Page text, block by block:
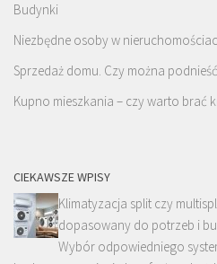
Budynki
Niezbędne osoby w
Sprzedaż domu. Czy można
Kupno mieszkania – czy warto brać
CIEKAWSZE WPISY
Klimatyzacja split czy
dopasowany do potrzeb i
Wybór odpowiedniego